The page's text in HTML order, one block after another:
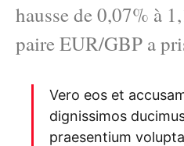
hausse de 0,07% à
paire EUR/GBP a
Vero eos et
dignissimos
praesentium